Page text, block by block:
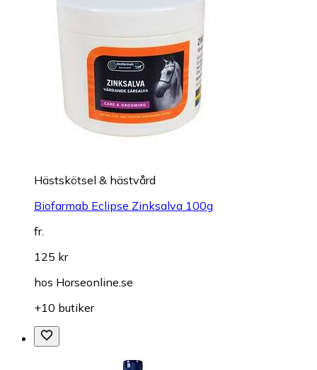
Hästskötsel & hästvård
Biofarmab Eclipse Zinksalva 100g
fr.
125 kr
hos Horseonline.se
+10 butiker